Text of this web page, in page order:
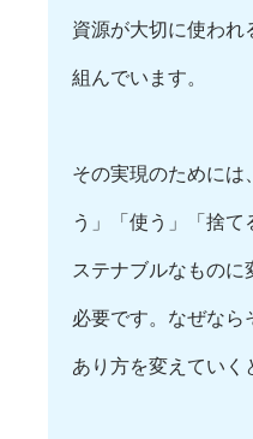
資源が大切に使われ
組んでいます。
その実現のためには
う」「使う」「捨
ステナブルなもの
必要です。なぜなら
あり方を変えていく